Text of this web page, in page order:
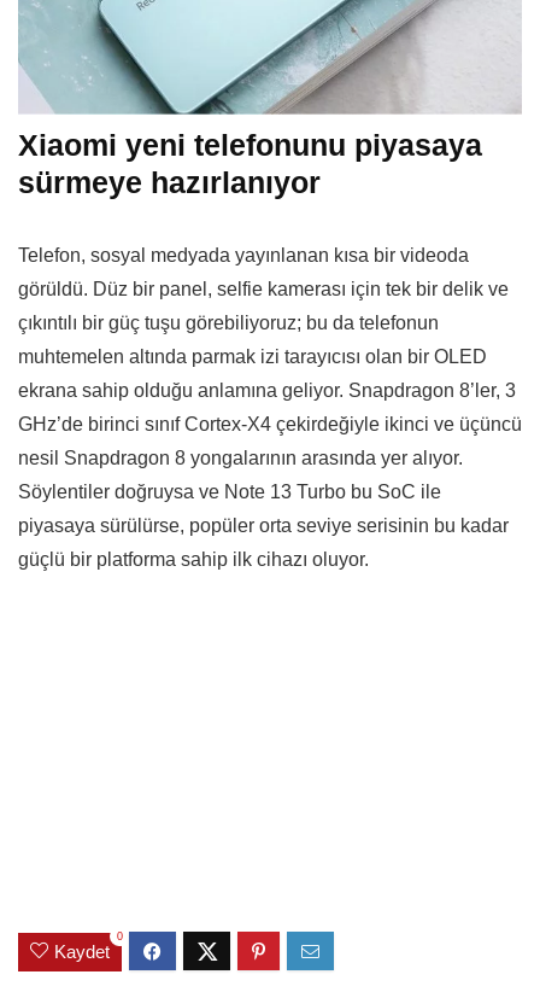
Xiaomi yeni telefonunu piyasaya
sürmeye hazırlanıyor
Telefon, sosyal medyada yayınlanan kısa bir videoda
görüldü. Düz bir panel, selfie kamerası için tek bir delik ve
çıkıntılı bir güç tuşu görebiliyoruz; bu da telefonun
muhtemelen altında parmak izi tarayıcısı olan bir OLED
ekrana sahip olduğu anlamına geliyor. Snapdragon 8’ler, 3
GHz’de birinci sınıf Cortex-X4 çekirdeğiyle ikinci ve üçüncü
nesil Snapdragon 8 yongalarının arasında yer alıyor.
Söylentiler doğruysa ve Note 13 Turbo bu SoC ile
piyasaya sürülürse, popüler orta seviye serisinin bu kadar
güçlü bir platforma sahip ilk cihazı oluyor.
Kaydet
0